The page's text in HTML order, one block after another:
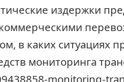
издержки
в каких ситуациях
мониторинга
monitoring-